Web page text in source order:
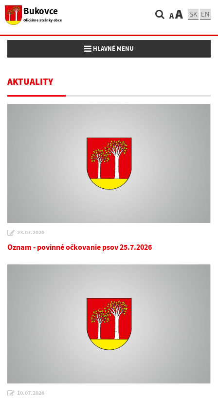
Bukovce
Oficiálne stránky obce AA SK EN
Toggle navigation
HLAVNÉ MENU
AKTUALITY
23.07.2026
Oznam - povinné očkovanie psov 25.7.2026
10.07.2026